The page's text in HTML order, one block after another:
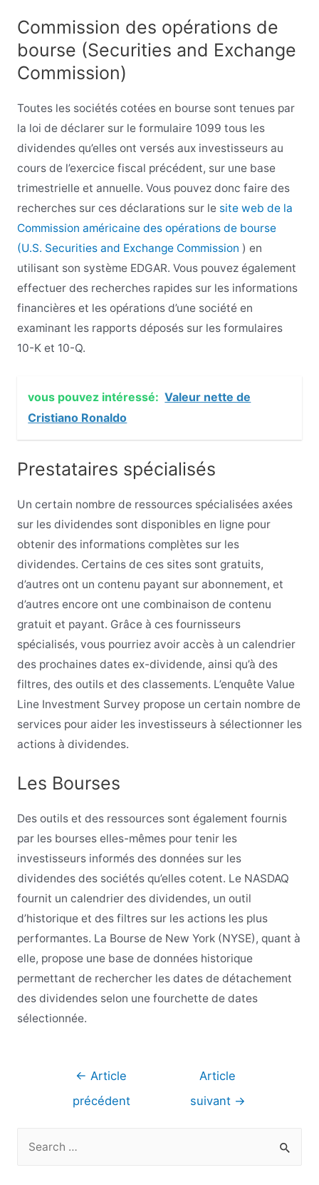
Commission des opérations de
bourse (Securities and Exchange
Commission)
Toutes les sociétés cotées en bourse sont tenues par
la loi de déclarer sur le formulaire 1099 tous les
dividendes qu’elles ont versés aux investisseurs au
cours de l’exercice fiscal précédent, sur une base
trimestrielle et annuelle. Vous pouvez donc faire des
recherches sur ces déclarations sur le site web de la
Commission américaine des opérations de bourse
(U.S. Securities and Exchange Commission ) en
utilisant son système EDGAR. Vous pouvez également
effectuer des recherches rapides sur les informations
financières et les opérations d’une société en
examinant les rapports déposés sur les formulaires
10-K et 10-Q.
vous pouvez intéressé: Valeur nette de
Cristiano Ronaldo
Prestataires spécialisés
Un certain nombre de ressources spécialisées axées
sur les dividendes sont disponibles en ligne pour
obtenir des informations complètes sur les
dividendes. Certains de ces sites sont gratuits,
d’autres ont un contenu payant sur abonnement, et
d’autres encore ont une combinaison de contenu
gratuit et payant. Grâce à ces fournisseurs
spécialisés, vous pourriez avoir accès à un calendrier
des prochaines dates ex-dividende, ainsi qu’à des
filtres, des outils et des classements. L’enquête Value
Line Investment Survey propose un certain nombre de
services pour aider les investisseurs à sélectionner les
actions à dividendes.
Les Bourses
Des outils et des ressources sont également fournis
par les bourses elles-mêmes pour tenir les
investisseurs informés des données sur les
dividendes des sociétés qu’elles cotent. Le NASDAQ
fournit un calendrier des dividendes, un outil
d’historique et des filtres sur les actions les plus
performantes. La Bourse de New York (NYSE), quant à
elle, propose une base de données historique
permettant de rechercher les dates de détachement
des dividendes selon une fourchette de dates
sélectionnée.
Navigation
l’article
← Article
précédent
Article
suivant →